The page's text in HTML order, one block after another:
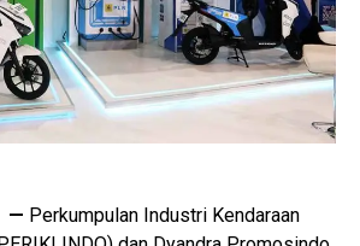
— Perkumpulan Industri Kendaraan